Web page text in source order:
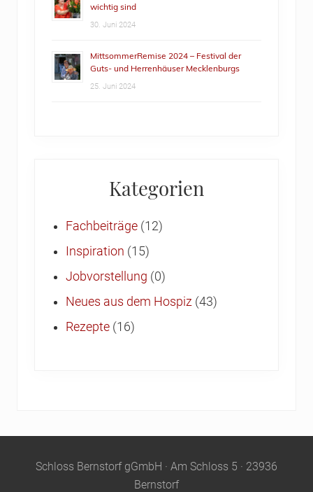
wichtig sind
30. Juni 2024
MittsommerRemise 2024 – Festival der
Guts- und Herrenhäuser Mecklenburgs
25. Juni 2024
Kategorien
Fachbeiträge (12)
Inspiration (15)
Jobvorstellung (0)
Neues aus dem Hospiz (43)
Rezepte (16)
SiteSchloss Bernstorf gGmbH · Am Schloss 5 · 23936
Bernstorf